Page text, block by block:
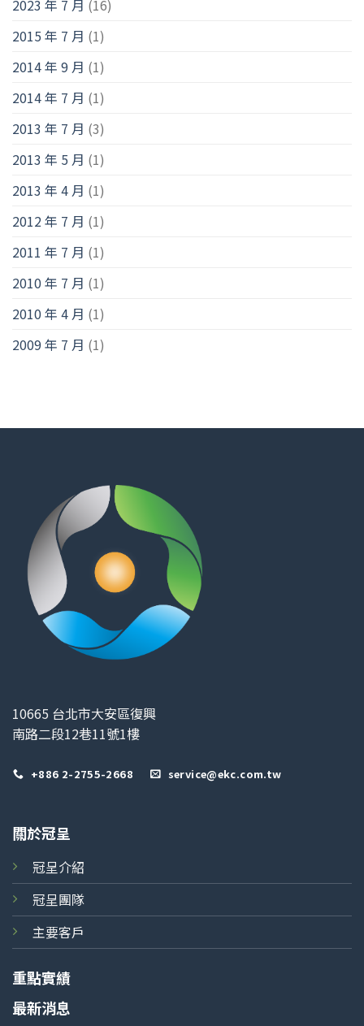
2023 年 7 月 (16)
2015 年 7 月 (1)
2014 年 9 月 (1)
2014 年 7 月 (1)
2013 年 7 月 (3)
2013 年 5 月 (1)
2013 年 4 月 (1)
2012 年 7 月 (1)
2011 年 7 月 (1)
2010 年 7 月 (1)
2010 年 4 月 (1)
2009 年 7 月 (1)
10665 台北市大安區復興
南路二段12巷11號1樓
+886 2-2755-2668 service@ekc.com.tw
關於冠呈
冠呈介紹
冠呈團隊
主要客戶
重點實績
最新消息